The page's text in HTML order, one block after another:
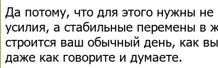
Да потому, что для этого нужны
усилия, а стабильные перемены в
строится ваш обычный день, как
даже как говорите и думаете.